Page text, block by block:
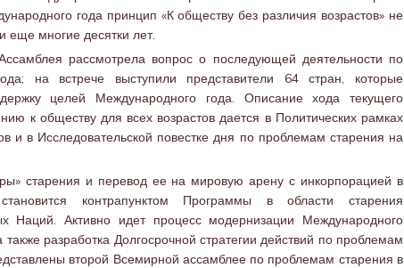
года принцип «К обществу без различия возрастов» не
еще многие десятки лет.
рассмотрела вопрос о последующей деятельности по
на встрече выступили представители 64 стран, которые
целей Международного года. Описание хода текущего
к обществу для всех возрастов дается в Политических рамках
и в Исследовательской повестке дня по проблемам старения на
старения и перевод ее на мировую арену с инкорпорацией в
становится контрапунктом Программы в области старения
Наций. Активно идет процесс модернизации Международного
разработка Долгосрочной стратегии действий по проблемам
второй Всемирной ассамблее по проблемам старения в